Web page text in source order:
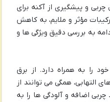
و پیشگیری از آکنه برای
مؤثر و ملایم، به کاهش
به بررسی دقیق ویژگی ها و
به همراه دارد. از برق
همگی می توانند از
اضافه و آلودگی ها را به